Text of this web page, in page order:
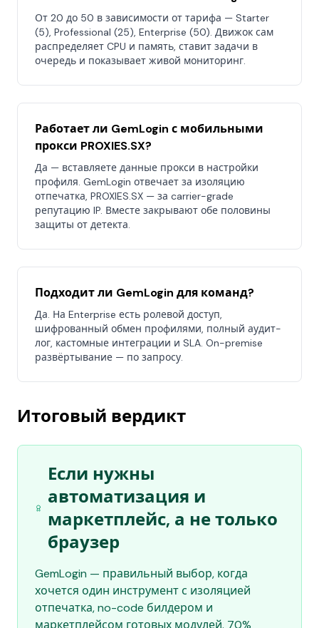
От 20 до 50 в зависимости от тарифа — Starter
(5), Professional (25), Enterprise (50). Движок сам
распределяет CPU и память, ставит задачи в
очередь и показывает живой мониторинг.
Работает ли GemLogin с мобильными
прокси PROXIES.SX?
Да — вставляете данные прокси в настройки
профиля. GemLogin отвечает за изоляцию
отпечатка, PROXIES.SX — за carrier-grade
репутацию IP. Вместе закрывают обе половины
защиты от детекта.
Подходит ли GemLogin для команд?
Да. На Enterprise есть ролевой доступ,
шифрованный обмен профилями, полный аудит-
лог, кастомные интеграции и SLA. On-premise
развёртывание — по запросу.
Итоговый вердикт
Если нужны
автоматизация и
маркетплейс, а не только
браузер
GemLogin — правильный выбор, когда
хочется один инструмент с изоляцией
отпечатка, no-code билдером и
маркетплейсом готовых модулей. 70%